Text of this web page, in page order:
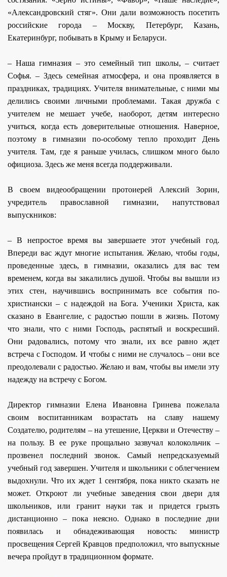
«Александровский стяг». Они дали возможность посетить
российские города – Москву, Петербург, Казань,
Екатеринбург, побывать в Крыму и Беларуси.
– Наша гимназия – это семейный тип школы, – считает
Софья. – Здесь семейная атмосфера, и она проявляется в
праздниках, традициях. Учителя внимательные, с ними мы
делились своими личными проблемами. Такая дружба с
учителем не мешает учебе, наоборот, детям интересно
учиться, когда есть доверительные отношения. Наверное,
поэтому в гимназии по-особому тепло проходит День
учителя. Там, где я раньше училась, слишком много было
официоза. Здесь же меня всегда поддерживали.
В своем видеообращении протоиерей Алексий Зорин,
учредитель православной гимназии, напутствовал
выпускников:
– В непростое время вы завершаете этот учебный год.
Впереди вас ждут многие испытания. Желаю, чтобы годы,
проведенные здесь, в гимназии, оказались для вас тем
временем, когда вы закалились душой. Чтобы вы вышли из
этих стен, научившись воспринимать все события по-
христиански – с надеждой на Бога. Ученики Христа, как
сказано в Евангелие, с радостью пошли в жизнь. Потому
что знали, что с ними Господь, распятый и воскресший.
Они радовались, потому что знали, их все равно ждет
встреча с Господом. И чтобы с ними не случалось – они все
преодолевали с радостью. Желаю и вам, чтобы вы имели эту
надежду на встречу с Богом.
Директор гимназии Елена Ивановна Гринева пожелала
своим воспитанникам возрастать на славу нашему
Создателю, родителям – на утешение, Церкви и Отечеству –
на пользу. В ее руке прощально зазвучал колокольчик –
прозвенел последний звонок. Самый непредсказуемый
учебный год завершен. Учителя и школьники с облегчением
выдохнули. Что их ждет 1 сентября, пока никто сказать не
может. Откроют ли учебные заведения свои двери для
школьников, или гранит науки так и придется грызть
дистанционно – пока неясно. Однако в последние дни
появилась и обнадеживающая новость: министр
просвещения Сергей Кравцов предположил, что выпускные
вечера пройдут в традиционном формате.